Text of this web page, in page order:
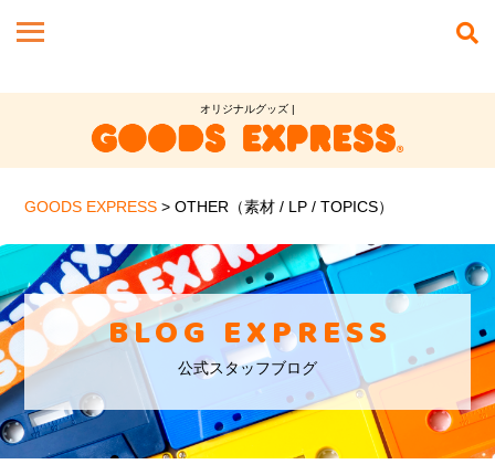
オリジナルグッズ |
GOODS EXPRESS >OTHER（素材 / LP / TOPICS）
BLOG EXPRESS
公式スタッフブログ